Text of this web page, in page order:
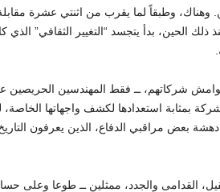
وهناك، وطبقاً لما يقرب من اثنتي عشرة
الحين، بدأ يتجسد “التغيير الثقافي” الذي
شركاتهم، ــ فقط المهندسين الحريصين
بمثابة استعدادها لكشف واجهاتها
بعض مراقبي الدفاع، الذين يعرفون
القدامى والجدد، ممثلين ــ طوعا وعلى